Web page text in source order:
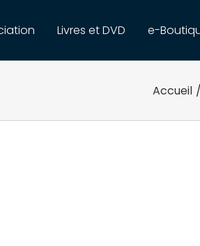
Livres et DVD e-
Accueil /